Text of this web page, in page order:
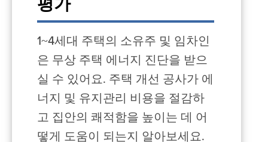
평가
1~4세대 주택의 소유주 및 임차인
은 무상 주택 에너지 진단을 받으
실 수 있어요. 주택 개선 공사가 에
너지 및 유지관리 비용을 절감하
고 집안의 쾌적함을 높이는 데 어
떻게 도움이 되는지 알아보세요.